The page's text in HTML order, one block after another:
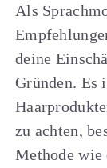
Als
deine
Gründen. Es
zu achten,
Methode